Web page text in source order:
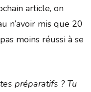
article, on
n’avoir mis que 20
moins réussi à se
préparatifs ? Tu